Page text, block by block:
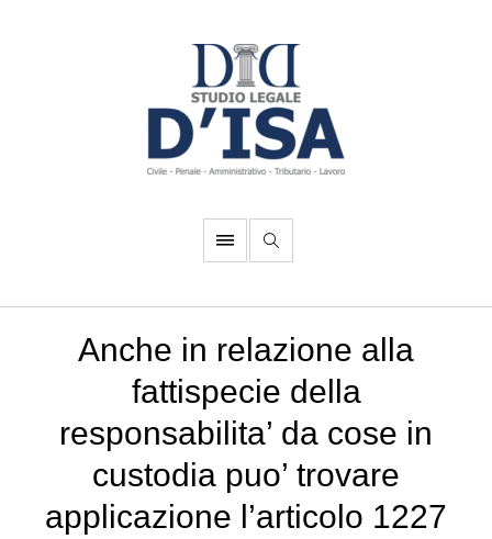
Anche in relazione alla
fattispecie della
responsabilita’ da cose in
custodia puo’ trovare
applicazione l’articolo 1227